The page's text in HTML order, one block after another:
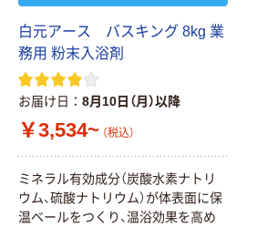
白元アー ス バスキ ング 8kg 業
務用 粉末 入浴剤
お届け日 8月10日（月）以降
￥3,534~ （税込）
ミネラル有効成分（炭酸水素ナ ト リ
ウ ム、硫酸ナ ト リ ウ ム） が体表面に保
温ベールをつ く り 、温浴効果を高め